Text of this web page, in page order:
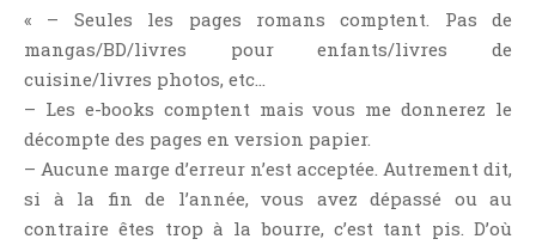
Biographie Fictionnelle
Bit-Lit
C'est Lundi, Que Lisez-Vous ?
Chick-Lit
Comédie
Concours
« – Seules les pages romans comptent. Pas de
mangas/BD/livres pour enfants/livres de
cuisine/livres photos, etc…
– Les e-books comptent mais vous me donnerez le
décompte des pages en version papier.
– Aucune marge d’erreur n’est acceptée. Autrement dit,
si à la fin de l’année, vous avez dépassé ou au
contraire êtes trop à la bourre, c’est tant pis. D’où